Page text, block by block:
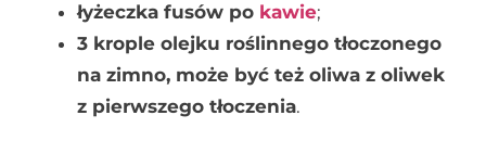
łyżeczka fusów po kawie;
3 krople olejku roślinnego tłoczonego
na zimno, może być też oliwa z oliwek
z pierwszego tłoczenia.